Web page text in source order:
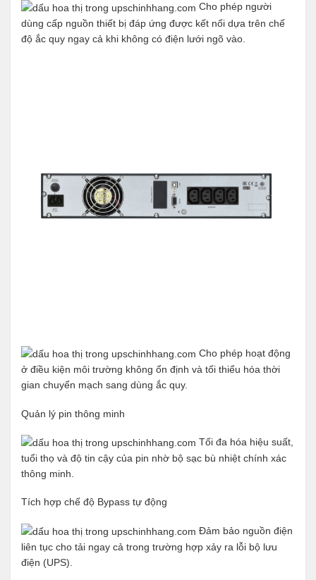
Cho phép người
dùng cấp nguồn thiết bị đáp ứng được kết nối dựa trên chế
độ ắc quy ngay cả khi không có điện lưới ngõ vào.
Cho phép hoạt động
ở điều kiện môi trường không ổn định và tối thiểu hóa thời
gian chuyển mạch sang dùng ắc quy.
Quản lý pin thông minh
Tối đa hóa hiệu suất,
tuổi thọ và độ tin cậy của pin nhờ bộ sạc bù nhiệt chính xác
thông minh.
Tích hợp chế độ Bypass tự động
Đảm bảo nguồn điện
liên tục cho tải ngay cả trong trường hợp xảy ra lỗi bộ lưu
điện (UPS).